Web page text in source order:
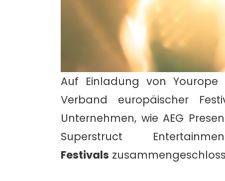
Auf Einladung von Yourope
Verband europäischer
Unternehmen, wie AEG
Superstruct
Festivals